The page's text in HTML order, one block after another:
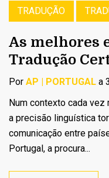
TRADUÇÃO
As melhores
Tradução
Por AP | PORTUGAL a
Num contexto cada
a precisão linguística
comunicação entre
Portugal, a procura...